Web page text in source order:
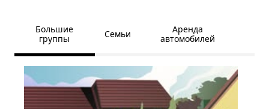
Большие
группы
Семьи
Аренда
автомобилей